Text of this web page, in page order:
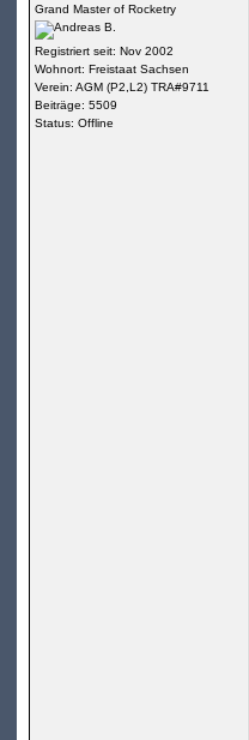
Grand Master of Rocketry
Registriert seit: Nov 2002
Wohnort: Freistaat Sachsen
Verein: AGM (P2,L2) TRA#9711
Beiträge: 5509
Status: Offline